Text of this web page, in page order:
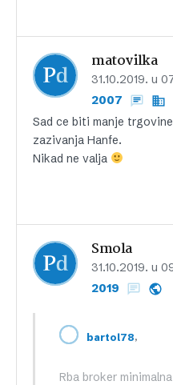
matovilka
31.10.2019. u
2007
Sad ce biti manje
zazivanja Hanfe.
Nikad ne valja
Smola
31.10.2019. u
2019
bartol78,
Rba broker